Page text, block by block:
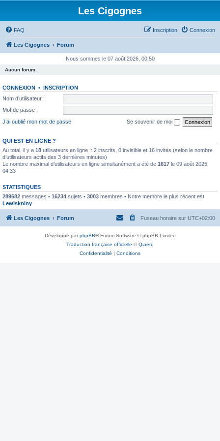
Les Cigognes
FAQ Connexion
Inscription
Les Cigognes Forum
Nous sommes le 07 août 2026, 00:50
Aucun forum.
CONNEXION • INSCRIPTION
Nom d’utilisateur :
Mot de passe :
J’ai oublié mon mot de passe
Se souvenir de moi
QUI EST EN LIGNE ?
Au total, il y a 18 utilisateurs en ligne :: 2 inscrits, 0 invisible et 16 invités (selon le nombre
d’utilisateurs actifs des 3 dernières minutes)
Le nombre maximal d’utilisateurs en ligne simultanément a été de 1617 le 09 août 2025,
04:33
STATISTIQUES
289682 messages • 16234 sujets • 3003 membres • Notre membre le plus récent est
Lewiskniny
Les Cigognes Forum Fuseau horaire sur UTC+02:00
Développé parphpBB® Forum Software © phpBB Limited
Traduction française officielle ©Qiaeru
Confidentialité | Conditions